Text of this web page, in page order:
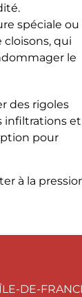
spéciale ou
cloisons, qui
le
des rigoles
infiltrations et
pour
à la
DE-